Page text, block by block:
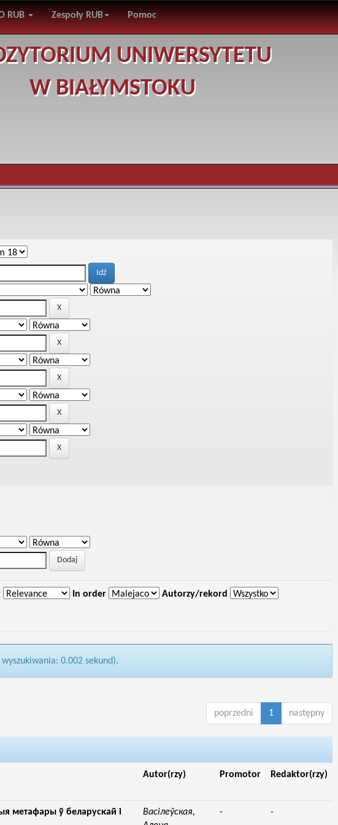
RUB Zespoły RUB Pomoc
UNIWERSYTETU
W BIAŁYMSTOKU
In order Autorzy/rekord
0.002 sekund).
poprzedni 1 następny
Autor(rzy) Promotor Redaktor(rzy)
метафары ў беларускай i
Васiлеўская,
- -